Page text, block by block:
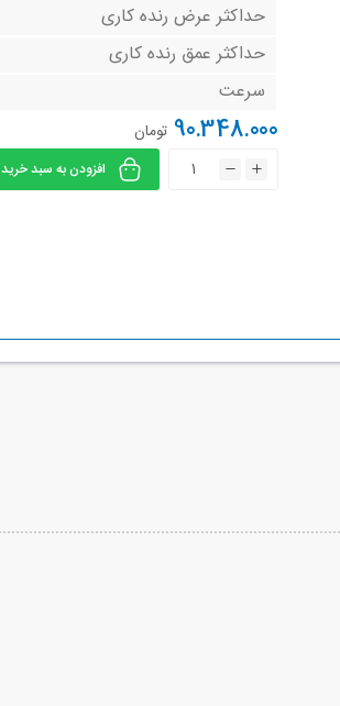
حداکثر عرض رنده کاری
حداکثر عمق رنده کاری
سرعت
90.348.000 تومان
افزودن به سبد خرید